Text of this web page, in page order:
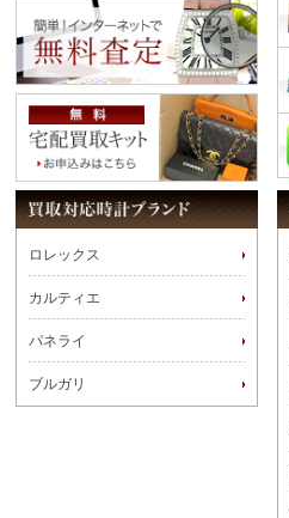
ロレックス
カルティエ
パネライ
ブルガリ